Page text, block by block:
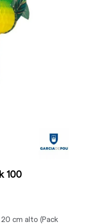
100
cm alto (Pack